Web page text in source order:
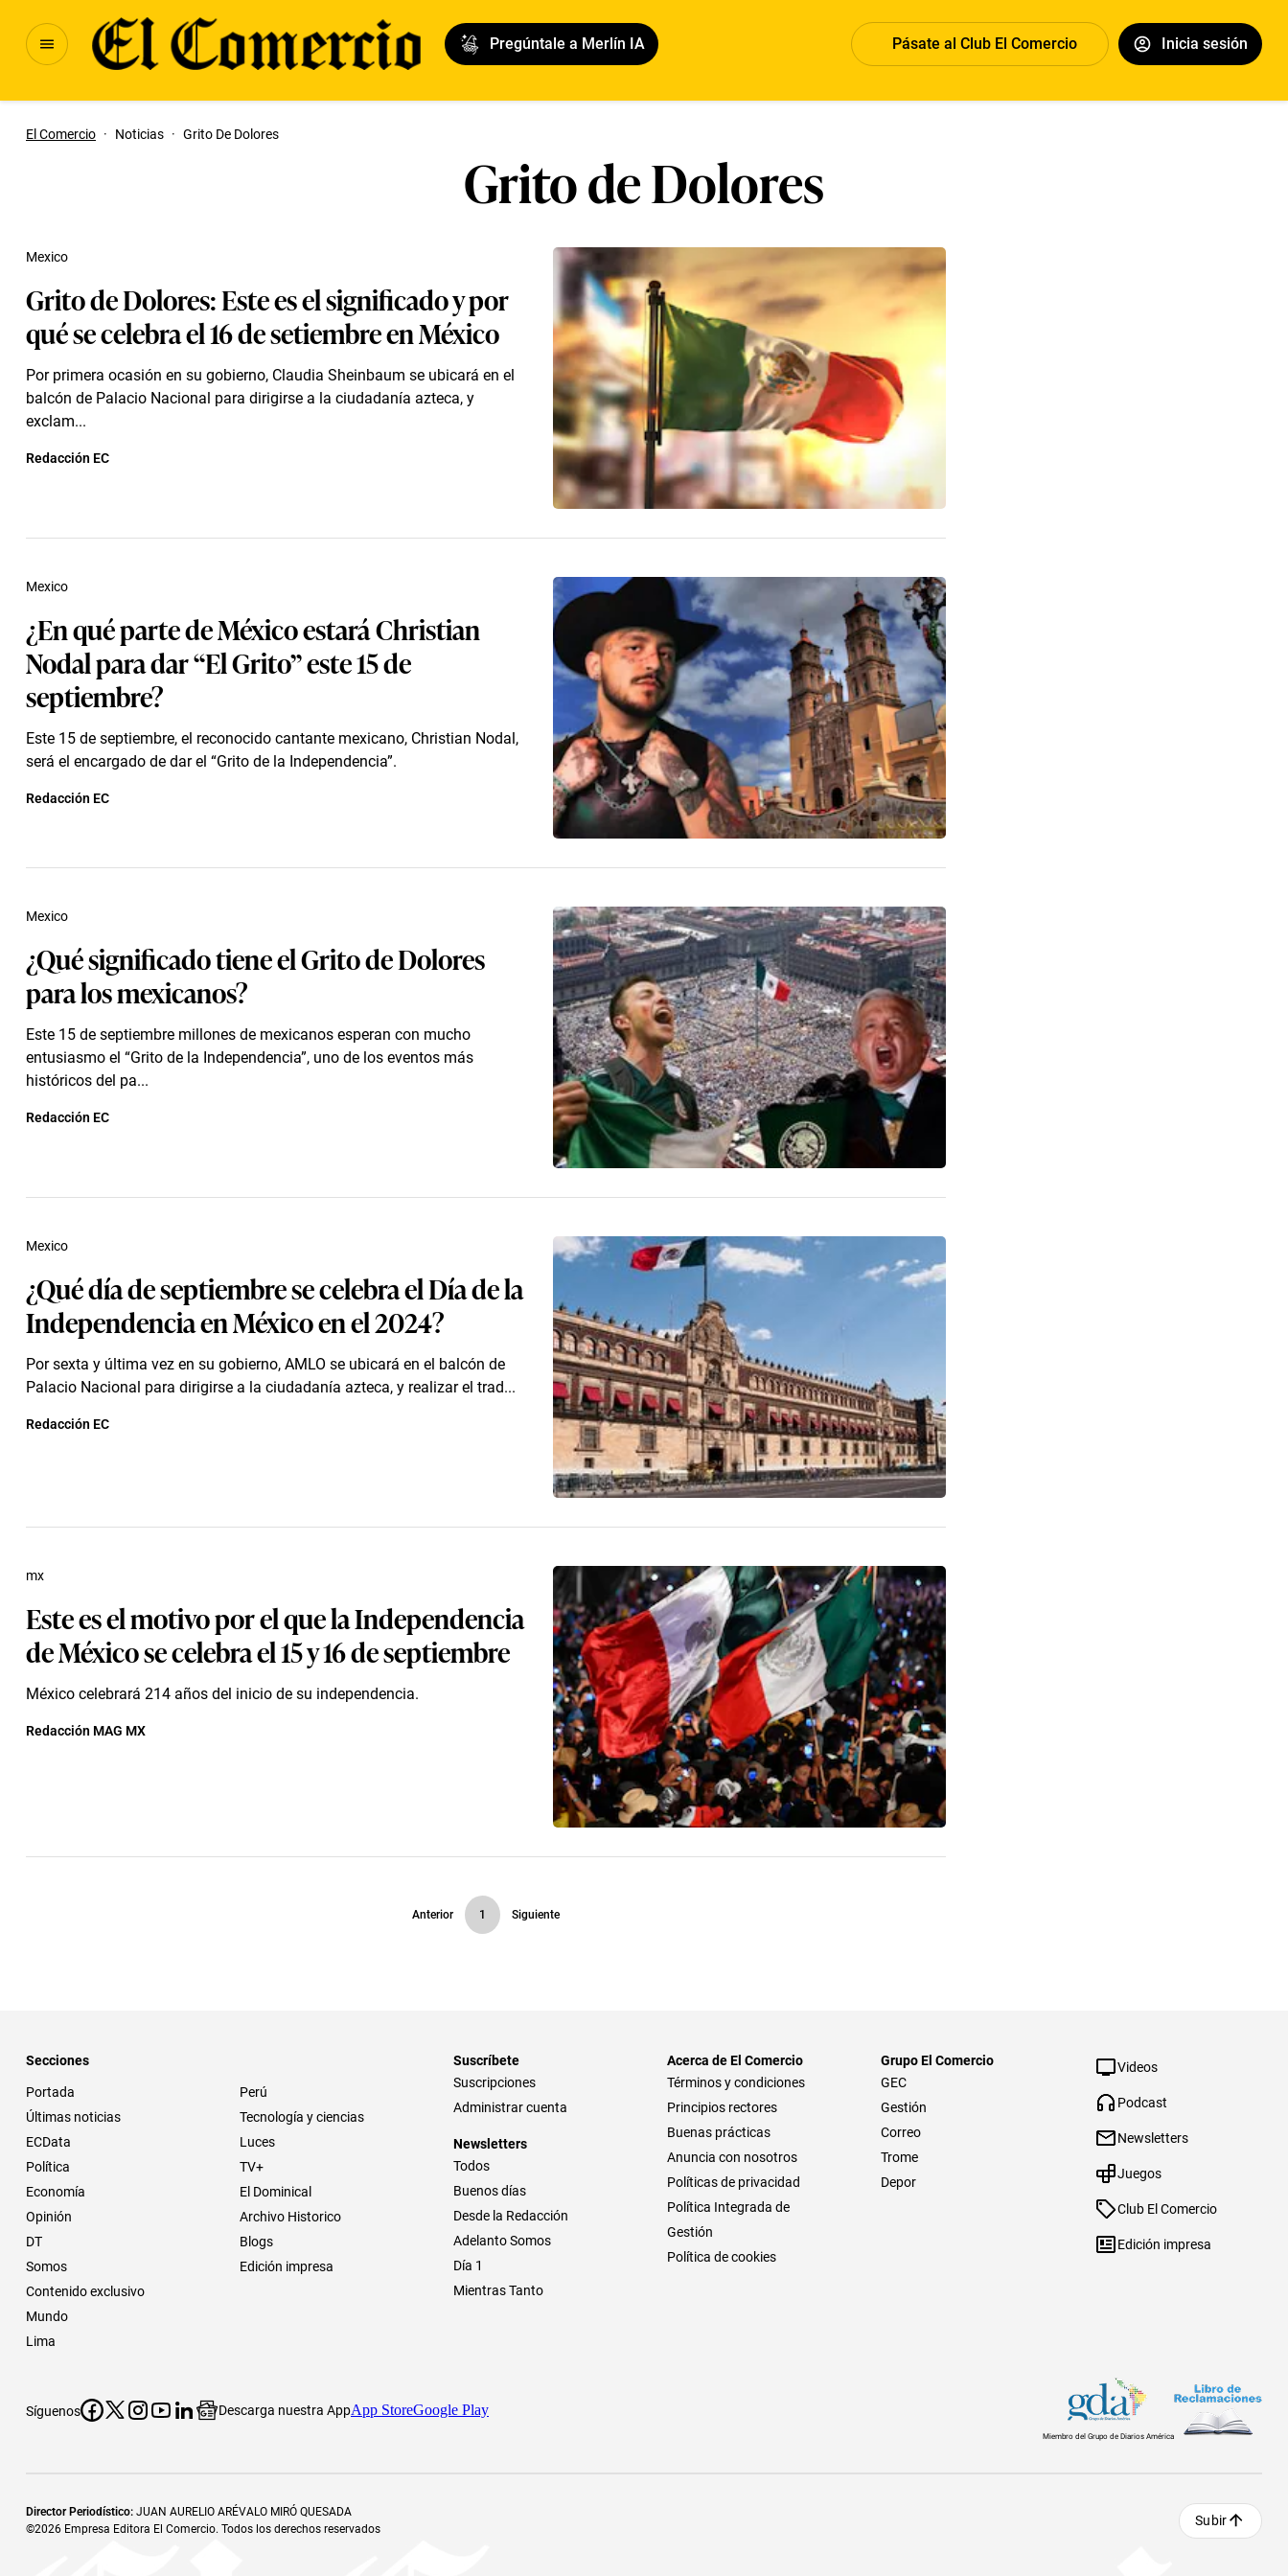
Pregúntale a Merlín IA Pásate al Club El Comercio Inicia sesión
El Comercio · Noticias · Grito De Dolores
Grito de Dolores
Grito de Dolores: Este es el significado y por
qué se celebra el 16 de setiembre en México
Por primera ocasión en su gobierno, Claudia Sheinbaum se ubicará en el
balcón de Palacio Nacional para dirigirse a la ciudadanía azteca, y
exclam...
Mexico
Redacción EC
¿En qué parte de México estará Christian
Nodal para dar “El Grito” este 15 de
septiembre?
Este 15 de septiembre, el reconocido cantante mexicano, Christian Nodal,
será el encargado de dar el “Grito de la Independencia”.
Mexico
Redacción EC
¿Qué significado tiene el Grito de Dolores
para los mexicanos?
Este 15 de septiembre millones de mexicanos esperan con mucho
entusiasmo el “Grito de la Independencia”, uno de los eventos más
históricos del pa...
Mexico
Redacción EC
¿Qué día de septiembre se celebra el Día de la
Independencia en México en el 2024?
Por sexta y última vez en su gobierno, AMLO se ubicará en el balcón de
Palacio Nacional para dirigirse a la ciudadanía azteca, y realizar el trad...
Mexico
Redacción EC
Este es el motivo por el que la Independencia
de México se celebra el 15 y 16 de septiembre
México celebrará 214 años del inicio de su independencia.
mx
Redacción MAG MX
Anterior 1 Siguiente
Secciones
Portada
Últimas noticias
ECData
Política
Economía
Opinión
DT
Somos
Contenido exclusivo
Mundo
Lima
Perú
Tecnología y ciencias
Luces
TV+
El Dominical
Archivo Historico
Blogs
Edición impresa
Suscríbete
Suscripciones
Administrar cuenta
Newsletters
Todos
Buenos días
Desde la Redacción
Adelanto Somos
Día 1
Mientras Tanto
Acerca de El Comercio
Términos y condiciones
Principios rectores
Buenas prácticas
Anuncia con nosotros
Políticas de privacidad
Política Integrada de
Gestión
Política de cookies
Grupo El Comercio
GEC
Gestión
Correo
Trome
Depor
Videos
Podcast
Newsletters
Juegos
Club El Comercio
Edición impresa
Síguenos Descarga nuestra AppApp StoreGoogle Play
Miembro del Grupo de Diarios América
Director Periodístico: JUAN AURELIO ARÉVALO MIRÓ QUESADA
©2026 Empresa Editora El Comercio. Todos los derechos reservados
Subir